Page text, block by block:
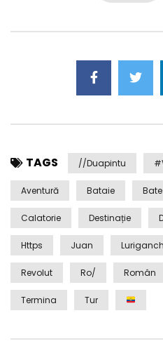
TAGS //duapintu
Aventură Bataie Bate
Calatorie Destinație
Https Juan
Revolut Ro/ Român
Termina Tur